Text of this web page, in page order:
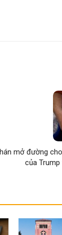
mở đường
của Trump